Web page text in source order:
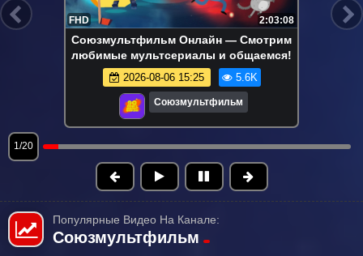
FHD 2:03:08
Союзмультфильм Онлайн — Смотрим
любимые мультсериалы и общаемся!
2026-08-06 15:25 5.6K
Союзмультфильм
1/20
Популярные Видео На Канале:
Союзмультфильм